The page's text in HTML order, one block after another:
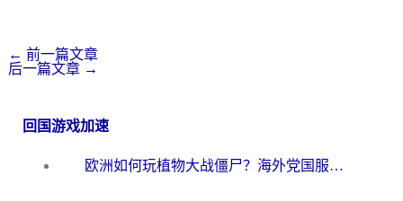
← 前一篇文章
后一篇文章 →
回国游戏加速
欧洲如何玩植物大战僵尸？海外党国服游戏加速避坑指南（附实测对比）